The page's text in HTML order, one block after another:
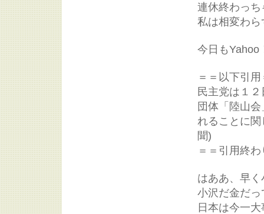
連休終わっ
私は相変わ
今日もYahoo
＝＝以下引
民主党は１
団体「陸山
れることに
聞)
＝＝引用終
はああ、早
小沢だ金だ
日本は今一